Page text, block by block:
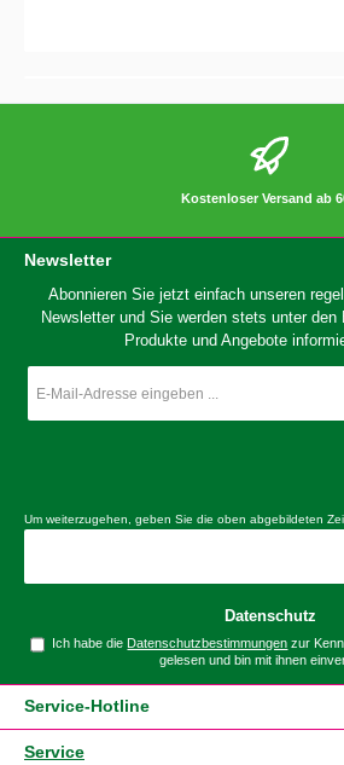
Kostenloser Versand ab
Newsletter
Abonnieren Sie jetzt einfach unseren
Newsletter und Sie werden stets unter
Produkte und Angebote
Mail-
*
Um weiterzugehen, geben Sie die oben abgebildeten
Datenschutz
Ich habe dieDatenschutzbestimmungen zur
gelesen und bin mit ihnen
Service-Hotline
Service